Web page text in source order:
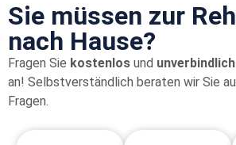
Sie müssen zur
nach Hause?
Fragen Sie kostenlos und unverbindlich
an! Selbstverständlich beraten wir Sie
Fragen.